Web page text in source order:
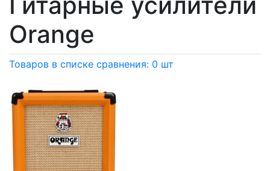
Orange
Товаров в списке сравнения: 0 шт